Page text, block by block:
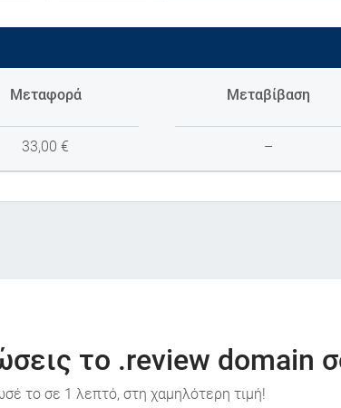
Μεταφορά Μεταβίβαση
33,00 € –
το .review domain
το σε 1 λεπτό, στη χαμηλότερη τιμή!